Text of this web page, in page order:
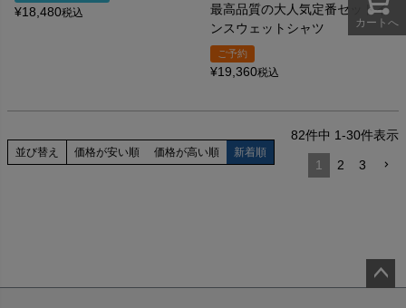
¥18,480税込
最高品質の大人気定番セットイ
ンスウェットシャツ
ご予約
¥19,360税込
並び替え 価格が安い順 価格が高い順 新着順
82件中 1-30件表示
1 2 3
カートへ